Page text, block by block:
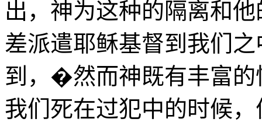
出，神为这种的隔离和
差派遣耶稣基督到我们
到，�然而神既有丰富的
我们死在过犯中的时候